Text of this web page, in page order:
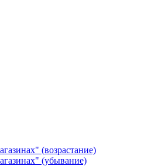
(возрастание)
(убывание)